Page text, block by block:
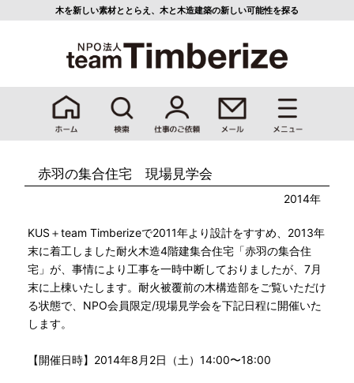
木を新しい素材ととらえ、 木と木造建築の新しい可能性を探る
赤羽の集合住宅 現場見学会
2014年
KUS＋team Timberizeで2011年より設計をすすめ、2013年
末に着工しました耐火木造4階建集合住宅「赤羽の集合住
宅」が、事情により工事を一時中断しておりましたが、7月
末に上棟いたします。耐火被覆前の木構造部をご覧いただけ
る状態で、NPO会員限定/現場見学会を下記日程に開催いた
します。
【開催日時】2014年8月2日（土）14:00〜18:00